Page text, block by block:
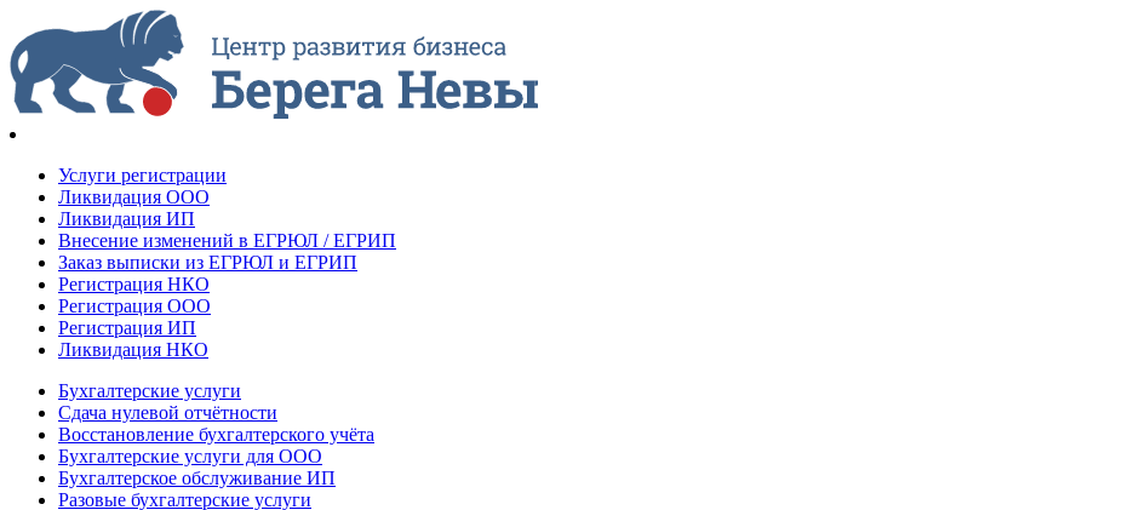
Услуги регистрации
Ликвидация ООО
Ликвидация ИП
Внесение изменений в ЕГРЮЛ / ЕГРИП
Заказ выписки из ЕГРЮЛ и ЕГРИП
Регистрация НКО
Регистрация ООО
Регистрация ИП
Ликвидация НКО
Бухгалтерские услуги
Сдача нулевой отчётности
Восстановление бухгалтерского учёта
Бухгалтерские услуги для ООО
Бухгалтерское обслуживание ИП
Разовые бухгалтерские услуги